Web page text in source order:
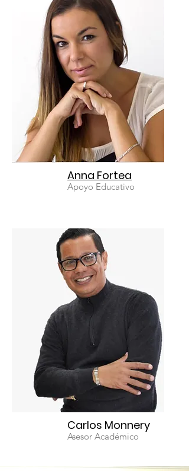
Anna Fortea
Apoyo Educativo
Carlos Monnery
Asesor Académico